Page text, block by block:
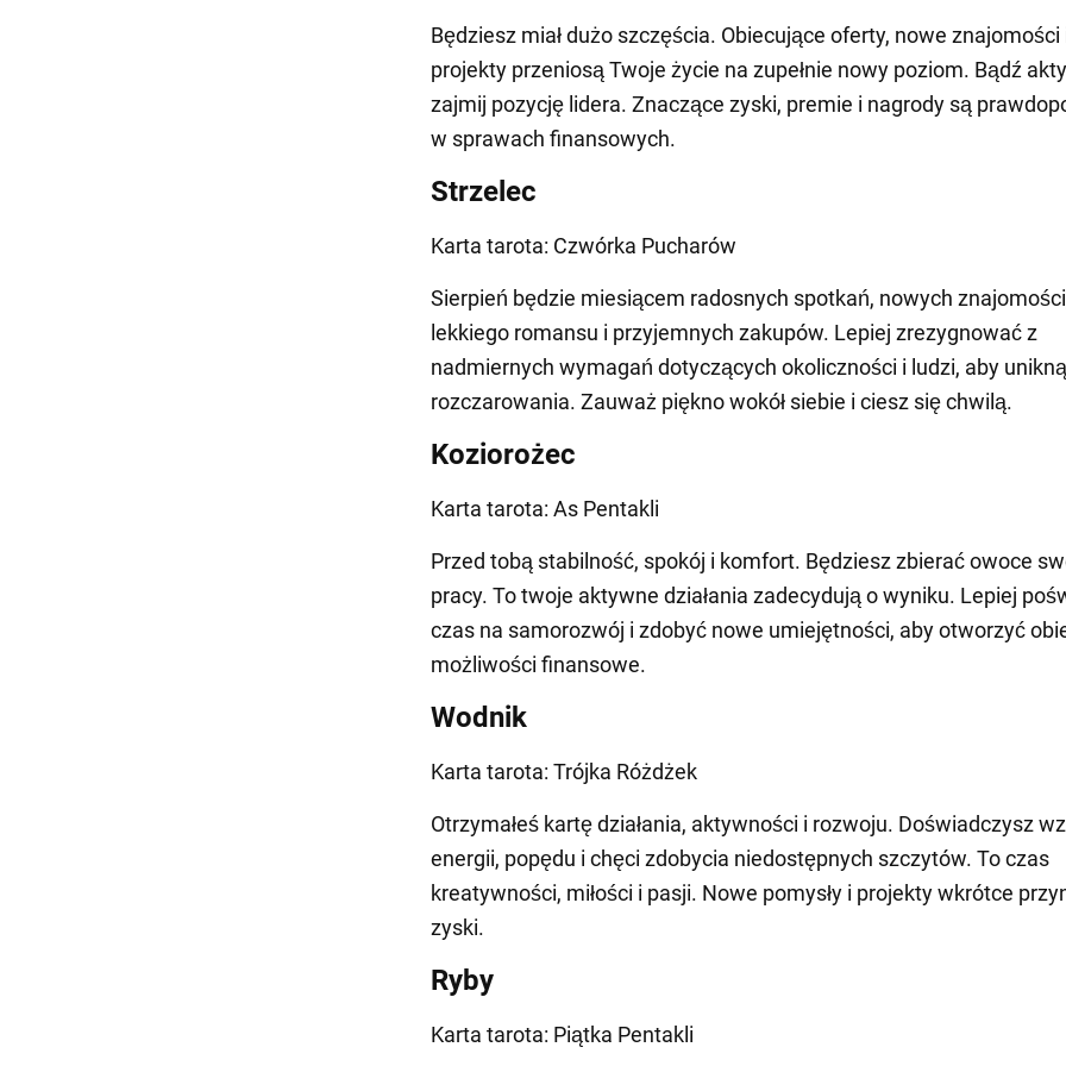
Będziesz miał dużo szczęścia. Obiecujące oferty, nowe znajomości
projekty przeniosą Twoje życie na zupełnie nowy poziom. Bądź
zajmij pozycję lidera. Znaczące zyski, premie i nagrody są
w sprawach finansowych.
Strzelec
Karta tarota: Czwórka Pucharów
Sierpień będzie miesiącem radosnych spotkań, nowych
lekkiego romansu i przyjemnych zakupów. Lepiej zrezygnować z
nadmiernych wymagań dotyczących okoliczności i ludzi, aby
rozczarowania. Zauważ piękno wokół siebie i ciesz się chwilą.
Koziorożec
Karta tarota: As Pentakli
Przed tobą stabilność, spokój i komfort. Będziesz zbierać owoce
pracy. To twoje aktywne działania zadecydują o wyniku. Lepiej
czas na samorozwój i zdobyć nowe umiejętności, aby otworzyć
możliwości finansowe.
Wodnik
Karta tarota: Trójka Różdżek
Otrzymałeś kartę działania, aktywności i rozwoju. Doświadczysz
energii, popędu i chęci zdobycia niedostępnych szczytów. To czas
kreatywności, miłości i pasji. Nowe pomysły i projekty wkrótce
zyski.
Ryby
Karta tarota: Piątka Pentakli